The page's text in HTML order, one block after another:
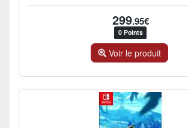
299.95€
0 Points
Voir le produit